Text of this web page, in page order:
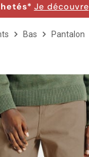
Je découvre
Bas Pantalon